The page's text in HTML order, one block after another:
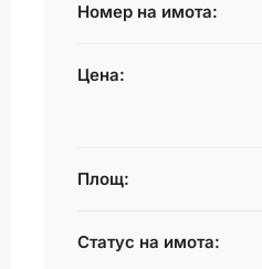
Номер на имота:
Цена:
Площ:
Статус на имота: